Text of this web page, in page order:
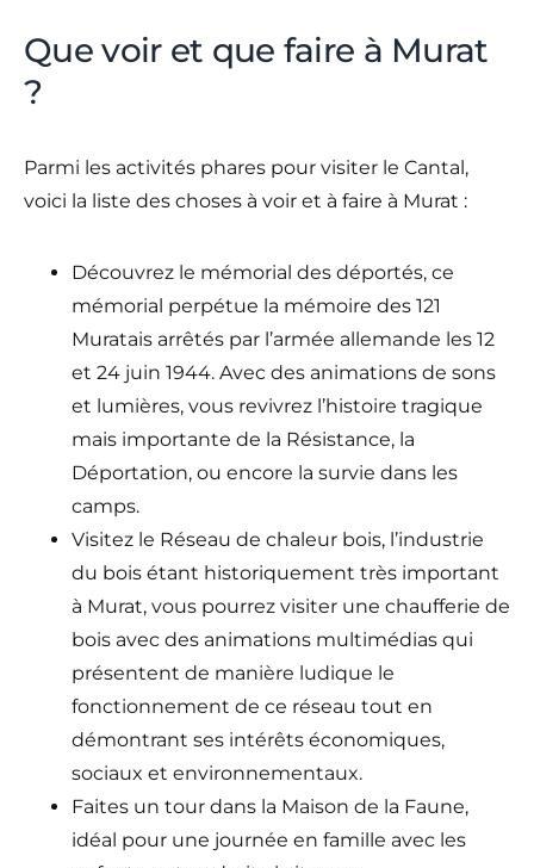
Que voir et que faire à Murat
?
Parmi les activités phares pour visiter le Cantal,
voici la liste des choses à voir et à faire à Murat :
Découvrez le mémorial des déportés, ce
mémorial perpétue la mémoire des 121
Muratais arrêtés par l’armée allemande les 12
et 24 juin 1944. Avec des animations de sons
et lumières, vous revivrez l’histoire tragique
mais importante de la Résistance, la
Déportation, ou encore la survie dans les
camps.
Visitez le Réseau de chaleur bois, l’industrie
du bois étant historiquement très important
à Murat, vous pourrez visiter une chaufferie de
bois avec des animations multimédias qui
présentent de manière ludique le
fonctionnement de ce réseau tout en
démontrant ses intérêts économiques,
sociaux et environnementaux.
Faites un tour dans la Maison de la Faune,
idéal pour une journée en famille avec les